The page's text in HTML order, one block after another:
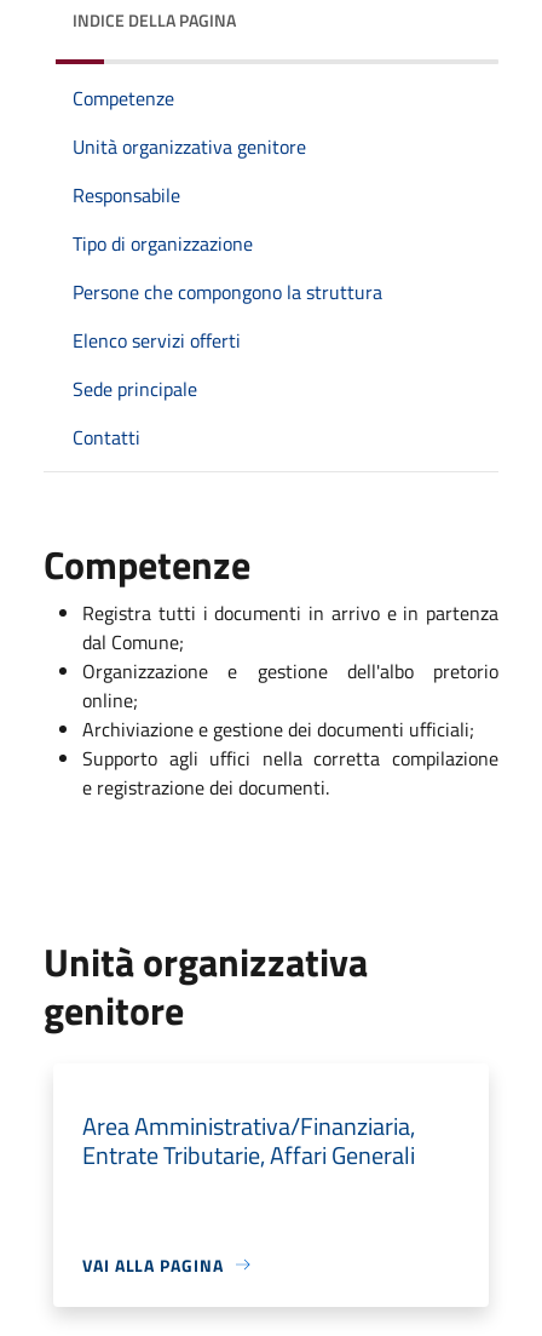
INDICE DELLA PAGINA
Competenze
Unità organizzativa genitore
Responsabile
Tipo di organizzazione
Persone che compongono la struttura
Elenco servizi offerti
Sede principale
Contatti
Competenze
Registra tutti i documenti in arrivo e in partenza
dal Comune;
Organizzazione e gestione dell'albo pretorio
online;
Archiviazione e gestione dei documenti ufficiali;
Supporto agli uffici nella corretta compilazione
e registrazione dei documenti.
Unità organizzativa
genitore
Area Amministrativa/Finanziaria,
Entrate Tributarie, Affari Generali
VAI ALLA PAGINA